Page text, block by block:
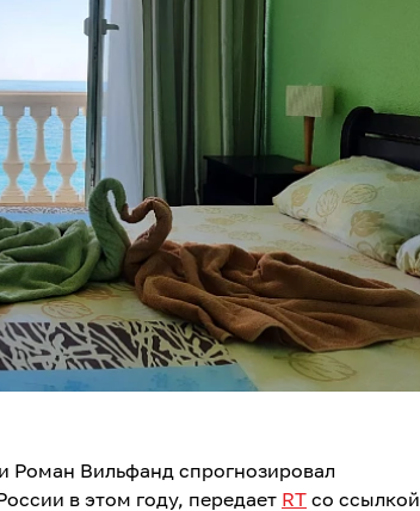
Роман Вильфанд спрогнозировал
в этом году, передает RT со ссылкой